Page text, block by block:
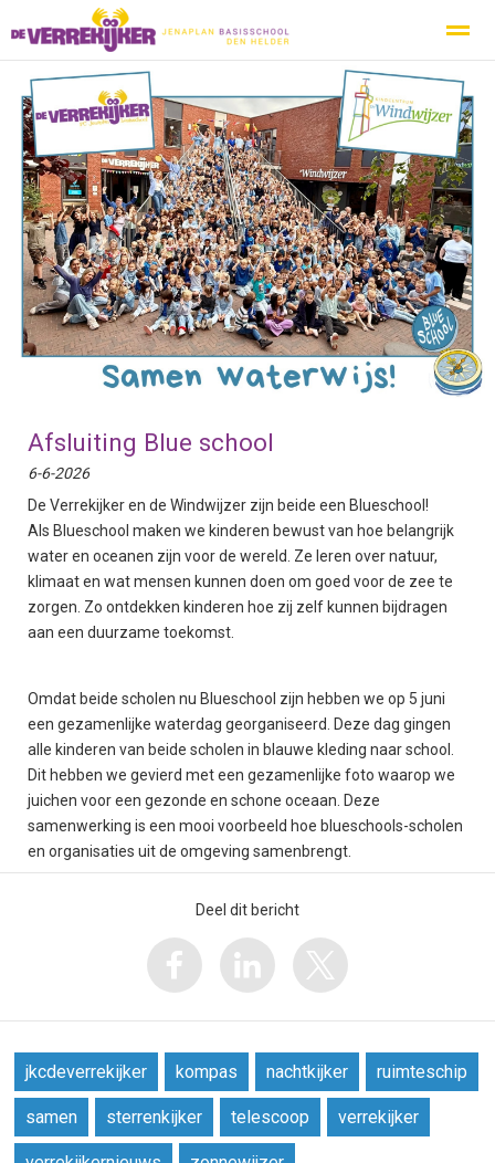
Privacy Protocol Social Media Ouderbeleidsplan
Home Nieuws Zoeken Agenda
Afsluiting Blue school
6-6-2026
De Verrekijker en de Windwijzer zijn beide een Blueschool!
Als Blueschool maken we kinderen bewust van hoe belangrijk
water en oceanen zijn voor de wereld. Ze leren over natuur,
klimaat en wat mensen kunnen doen om goed voor de zee te
zorgen. Zo ontdekken kinderen hoe zij zelf kunnen bijdragen
aan een duurzame toekomst.
Omdat beide scholen nu Blueschool zijn hebben we op 5 juni
een gezamenlijke waterdag georganiseerd. Deze dag gingen
alle kinderen van beide scholen in blauwe kleding naar school.
Dit hebben we gevierd met een gezamenlijke foto waarop we
juichen voor een gezonde en schone oceaan. Deze
samenwerking is een mooi voorbeeld hoe blueschools-scholen
en organisaties uit de omgeving samenbrengt.
Deel dit bericht
jkcdeverrekijker kompas nachtkijker ruimteschip
samen sterrenkijker telescoop verrekijker